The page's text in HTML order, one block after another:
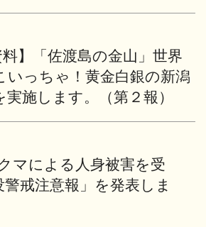
料】「佐渡島の金山」世界
いっちゃ！黄金白銀の新潟
施します。（第２報）
マによる人身被害を受
戒注意報」を発表しま